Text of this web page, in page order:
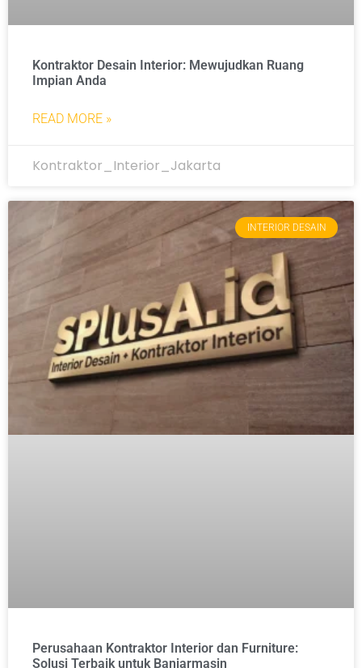
Kontraktor Desain Interior: Mewujudkan Ruang
Impian Anda
READ MORE »
Kontraktor_Interior_Jakarta
INTERIOR DESAIN
Perusahaan Kontraktor Interior dan Furniture:
Solusi Terbaik untuk Banjarmasin